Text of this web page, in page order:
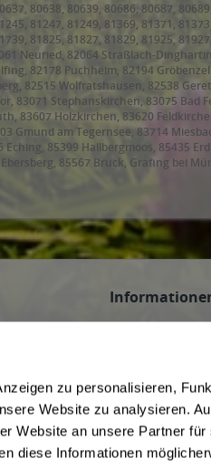
zu personalisieren,
Website zu analysieren.
Website an unsere Partner
diese Informationen
80638, 80639, 80686, 80687,
81247, 81249, 81369, 81371,
81825, 81827, 81829, 81925,
Neuried, 82064 Straßlach-
82178 Puchheim, 82194
82515 Wolfratshausen, 82538
83071 Stephanskirchen, 83075
83607 Holzkirchen, 83620
Gmund am Tegernsee, 83714
85399 Hallbergmoos, 85435
85567 Bruck, Grafing bei
85614 Kirchseeon, 85617
85649 Brunnthal, 85652 Pliening,
85716 Unterschleißheim,
Munich
AGB des
Liefer- und